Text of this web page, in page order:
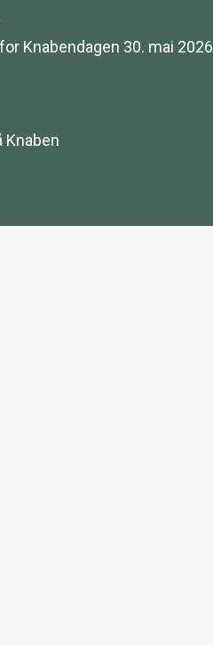
Knabendagen 30. mai 2026
Knaben